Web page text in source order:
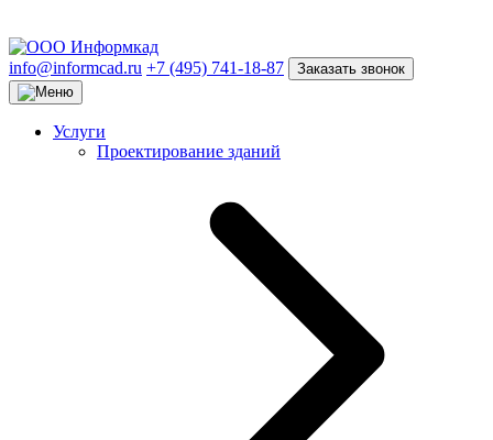
info@informcad.ru +7 (495) 741-18-87 Заказать звонок
Услуги
Проектирование зданий